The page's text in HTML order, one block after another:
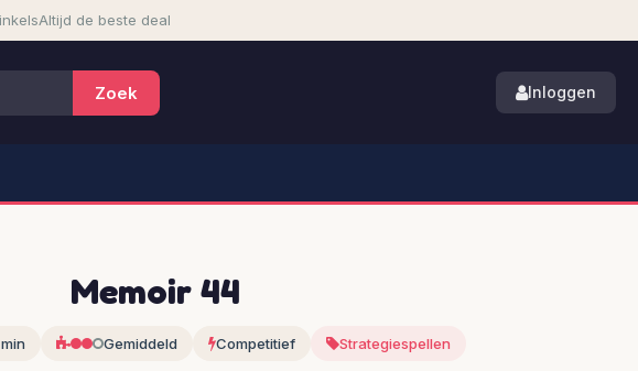
Altijd de beste deal
Inloggen
Memoir 44
Gemiddeld Competitief Strategiespellen